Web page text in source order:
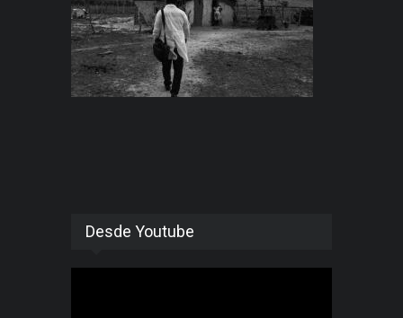
Desde Youtube